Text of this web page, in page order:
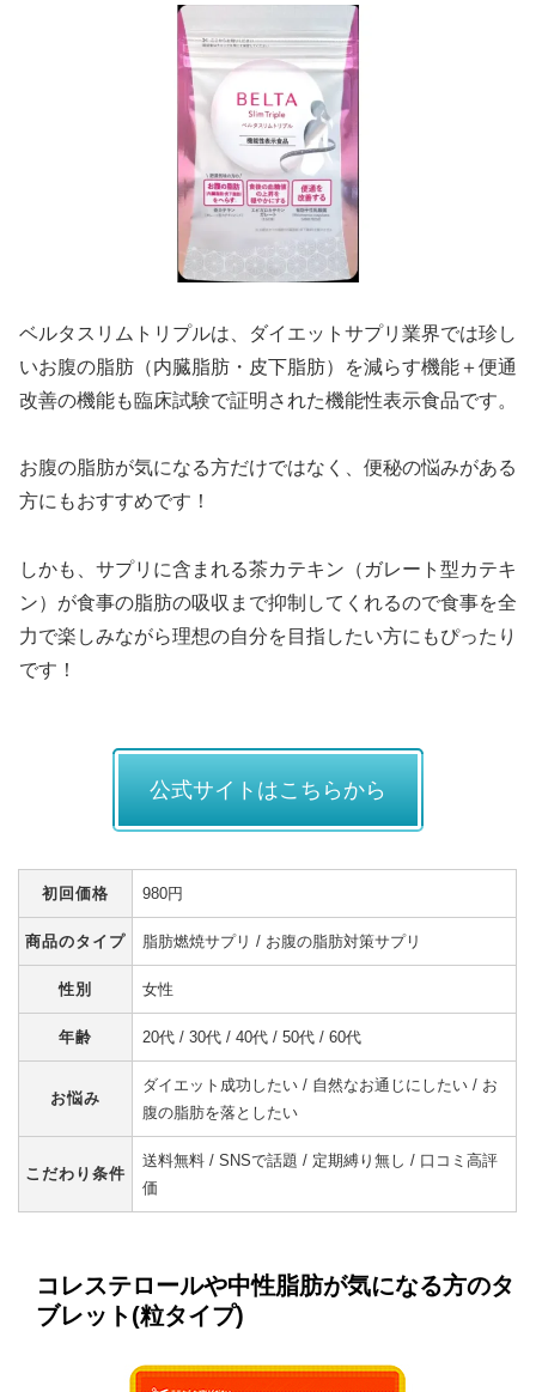
ベルタスリムトリプルは、ダイエットサプリ業界では珍し
いお腹の脂肪（内臓脂肪・皮下脂肪）を減らす機能＋便通
改善の機能も臨床試験で証明された機能性表示食品です。
お腹の脂肪が気になる方だけではなく、便秘の悩みがある
方にもおすすめです！
しかも、サプリに含まれる茶カテキン（ガレート型カテキ
ン）が食事の脂肪の吸収まで抑制してくれるので食事を全
力で楽しみながら理想の自分を目指したい方にもぴったり
です！
公式サイトはこちらから
初回価格 980円
商品のタイプ 脂肪燃焼サプリ / お腹の脂肪対策サプリ
性別 女性
年齢 20代 / 30代 / 40代 / 50代 / 60代
お悩み
ダイエット成功したい / 自然なお通じにしたい / お
腹の脂肪を落としたい
こだわり条件
送料無料 / SNSで話題 / 定期縛り無し / 口コミ高評
価
コレステロールや中性脂肪が気になる方のタ
ブレット(粒タイプ)